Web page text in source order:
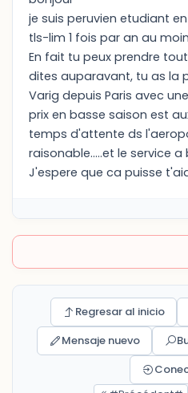
je suis peruvien etudiant
tls-lim 1 fois par an au
En fait tu peux prendre
dites auparavant, tu as la
Varig depuis Paris avec
prix en basse saison est
temps d'attente ds
raisonable.....et le service
J'espere que ca puisse
Regresar al inicio
Mensaje nuevo